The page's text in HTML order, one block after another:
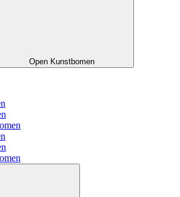
Open Kunstbomen